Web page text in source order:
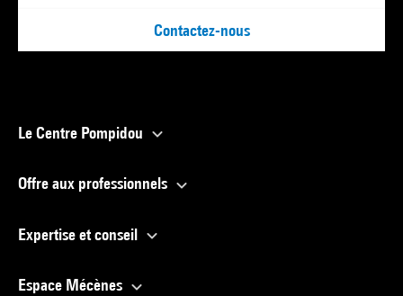
Contactez-nous
Le Centre Pompidou
Offre aux professionnels
Expertise et conseil
Espace Mécènes